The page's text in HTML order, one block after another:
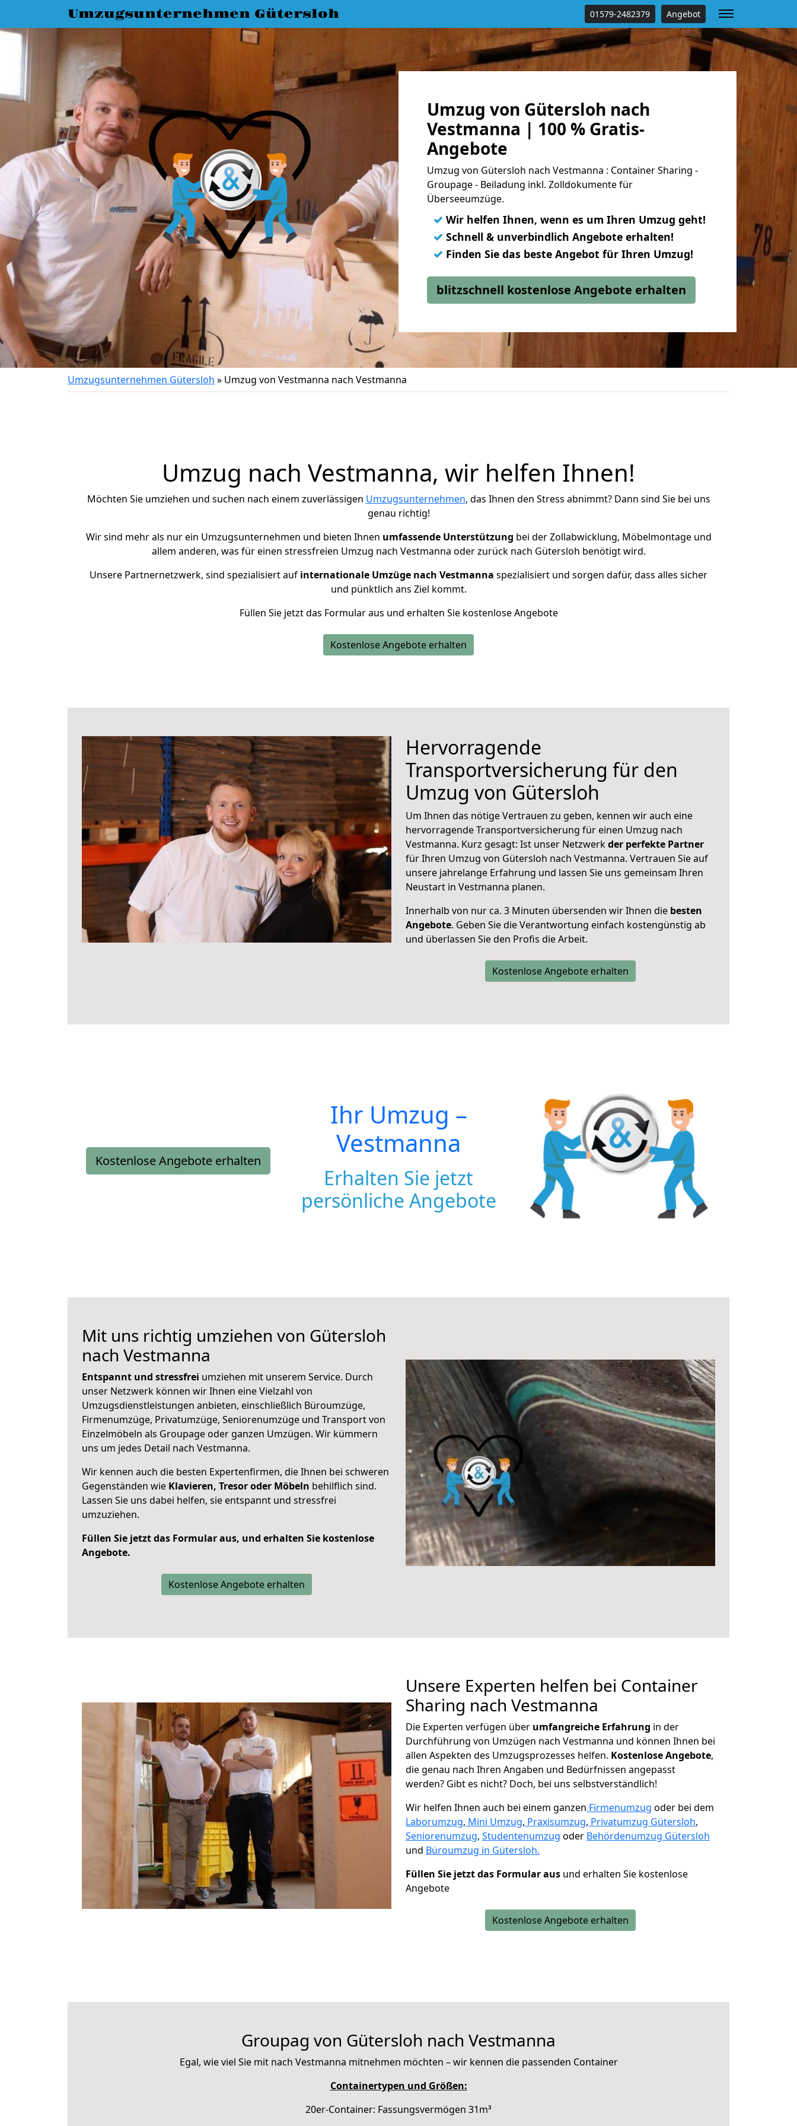
Umzugsunternehmen Gütersloh 01579-2482379 Angebot
Umzug von Gütersloh nach
Vestmanna | 100 % Gratis-
Angebote
Umzug von Gütersloh nach Vestmanna : Container Sharing -
Groupage - Beiladung inkl. Zolldokumente für
Überseeumzüge.
✓ Wir helfen Ihnen, wenn es um Ihren Umzug geht!
✓ Schnell & unverbindlich Angebote erhalten!
✓ Finden Sie das beste Angebot für Ihren Umzug!
blitzschnell kostenlose Angebote erhalten
Umzugsunternehmen Gütersloh » Umzug von Vestmanna nach Vestmanna
Umzug nach Vestmanna, wir helfen Ihnen!
Möchten Sie umziehen und suchen nach einem zuverlässigen Umzugsunternehmen, das Ihnen den Stress abnimmt? Dann sind Sie bei uns
genau richtig!
Wir sind mehr als nur ein Umzugsunternehmen und bieten Ihnen umfassende Unterstützung bei der Zollabwicklung, Möbelmontage und
allem anderen, was für einen stressfreien Umzug nach Vestmanna oder zurück nach Gütersloh benötigt wird.
Unsere Partnernetzwerk, sind spezialisiert auf internationale Umzüge nach Vestmanna spezialisiert und sorgen dafür, dass alles sicher
und pünktlich ans Ziel kommt.
Füllen Sie jetzt das Formular aus und erhalten Sie kostenlose Angebote
Kostenlose Angebote erhalten
Hervorragende
Transportversicherung für den
Umzug von Gütersloh
Um Ihnen das nötige Vertrauen zu geben, kennen wir auch eine
hervorragende Transportversicherung für einen Umzug nach
Vestmanna. Kurz gesagt: Ist unser Netzwerkder perfekte Partner
für Ihren Umzug von Gütersloh nach Vestmanna. Vertrauen Sie auf
unsere jahrelange Erfahrung und lassen Sie uns gemeinsam Ihren
Neustart in Vestmanna planen.
Innerhalb von nur ca. 3 Minuten übersenden wir Ihnen die besten
Angebote. Geben Sie die Verantwortung einfach kostengünstig ab
und überlassen Sie den Profis die Arbeit.
Kostenlose Angebote erhalten
Kostenlose Angebote erhalten
Ihr Umzug –
Vestmanna
Erhalten Sie jetzt
persönliche Angebote
Mit uns richtig umziehen von Gütersloh
nach Vestmanna
Entspannt und stressfrei umziehen mit unserem Service. Durch
unser Netzwerk können wir Ihnen eine Vielzahl von
Umzugsdienstleistungen anbieten, einschließlich Büroumzüge,
Firmenumzüge, Privatumzüge, Seniorenumzüge und Transport von
Einzelmöbeln als Groupage oder ganzen Umzügen. Wir kümmern
uns um jedes Detail nach Vestmanna.
Wir kennen auch die besten Expertenfirmen, die Ihnen bei schweren
Gegenständen wie Klavieren, Tresor oder Möbeln behilflich sind.
Lassen Sie uns dabei helfen, sie entspannt und stressfrei
umzuziehen.
Füllen Sie jetzt das Formular aus, und erhalten Sie kostenlose
Angebote.
Kostenlose Angebote erhalten
Unsere Experten helfen bei Container
Sharing nach Vestmanna
Die Experten verfügen über umfangreiche Erfahrung in der
Durchführung von Umzügen nach Vestmanna und können Ihnen bei
allen Aspekten des Umzugsprozesses helfen. Kostenlose Angebote,
die genau nach Ihren Angaben und Bedürfnissen angepasst
werden? Gibt es nicht? Doch, bei uns selbstverständlich!
Wir helfen Ihnen auch bei einem ganzen Firmenumzug oder bei dem
Laborumzug, Mini Umzug, Praxisumzug, Privatumzug Gütersloh,
Seniorenumzug, Studentenumzug oder Behördenumzug Gütersloh
und Büroumzug in Gütersloh.
Füllen Sie jetzt das Formular aus und erhalten Sie kostenlose
Angebote
Kostenlose Angebote erhalten
Groupag von Gütersloh nach Vestmanna
Egal, wie viel Sie mit nach Vestmanna mitnehmen möchten – wir kennen die passenden Container
Containertypen und Größen:
20er-Container: Fassungsvermögen 31m³